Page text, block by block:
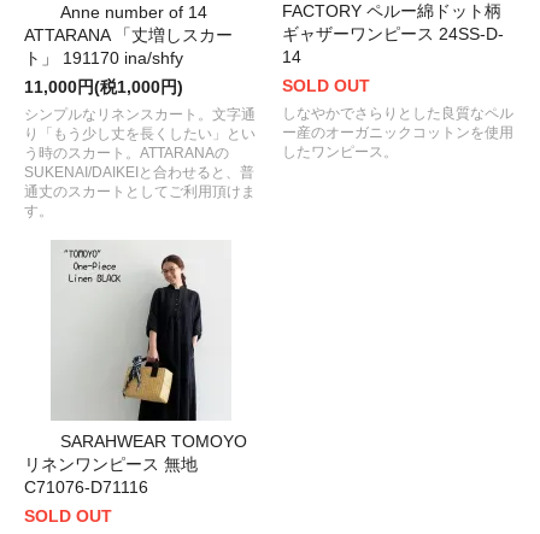
Anne number of 14
ATTARANA 「丈増しスカー
ト」 191170 ina/shfy
11,000円(税1,000円)
シンプルなリネンスカート。文字通
り「もう少し丈を長くしたい」とい
う時のスカート。ATTARANAの
SUKENAI/DAIKEIと合わせると、普
通丈のスカートとしてご利用頂けま
す。
FACTORY ペルー綿ドット柄
ギャザーワンピース 24SS-D-
14
SOLD OUT
しなやかでさらりとした良質なペル
ー産のオーガニックコットンを使用
したワンピース。
SARAHWEAR TOMOYO
リネンワンピース 無地
C71076-D71116
SOLD OUT